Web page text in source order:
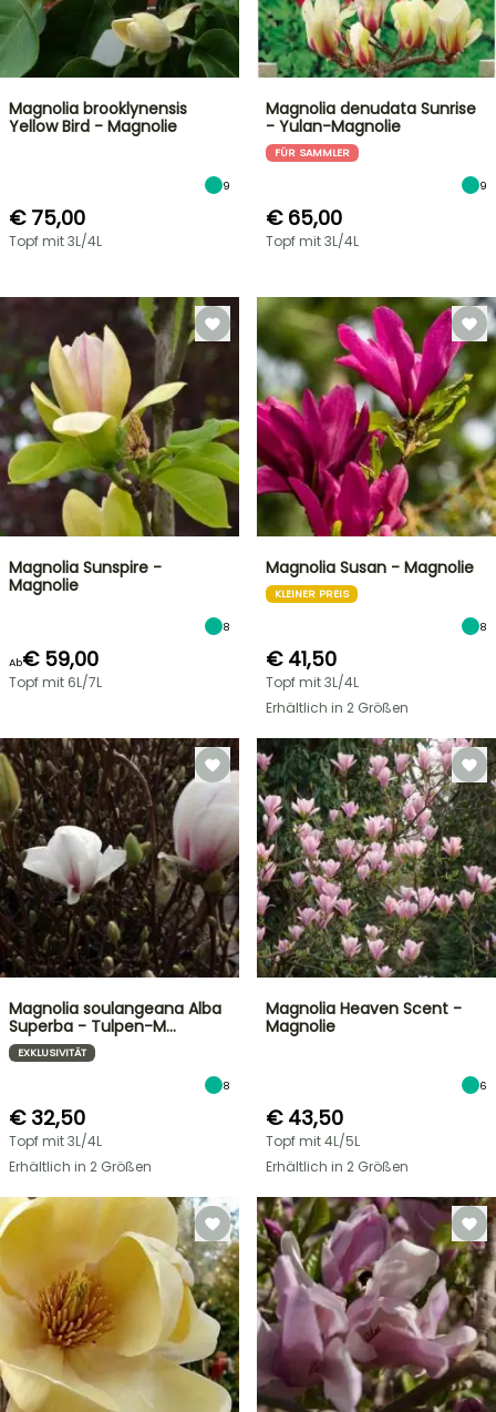
Magnolia brooklynensis
Yellow Bird - Magnolie
9
€ 75,00
Topf mit 3L/4L
Magnolia denudata Sunrise
- Yulan-Magnolie
FÜR SAMMLER
9
€ 65,00
Topf mit 3L/4L
Magnolia Sunspire -
Magnolie
8
Ab€ 59,00
Topf mit 6L/7L
Magnolia Susan - Magnolie
KLEINER PREIS
8
€ 41,50
Topf mit 3L/4L
Erhältlich in 2 Größen
Magnolia soulangeana Alba
Superba - Tulpen-M…
EXKLUSIVITÄT
8
€ 32,50
Topf mit 3L/4L
Erhältlich in 2 Größen
Magnolia Heaven Scent -
Magnolie
6
€ 43,50
Topf mit 4L/5L
Erhältlich in 2 Größen